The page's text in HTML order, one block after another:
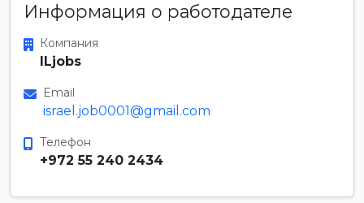
Информация о работодателе
Компания
ILjobs
Email
israel.job0001@gmail.com
Телефон
+972 55 240 2434